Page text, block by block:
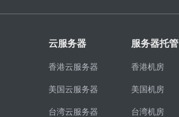
云服务器
香港云服务器
美国云服务器
台湾云服务器
服务器托管
香港机房
美国机房
台湾机房